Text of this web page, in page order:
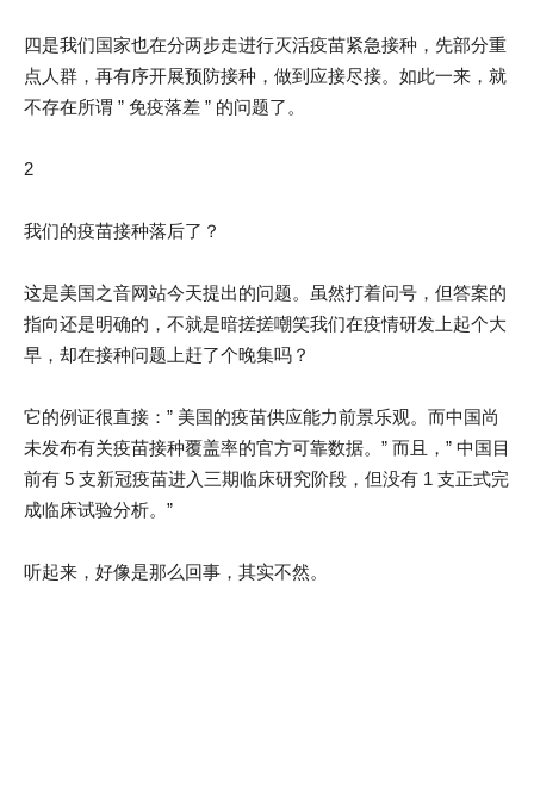
四是我们国家也在分两步走进行灭活疫苗紧急接种，先部分重
点人群，再有序开展预防接种，做到应接尽接。如此一来，就
不存在所谓 ” 免疫落差 ” 的问题了。
2
我们的疫苗接种落后了？
这是美国之音网站今天提出的问题。虽然打着问号，但答案的
指向还是明确的，不就是暗搓搓嘲笑我们在疫情研发上起个大
早，却在接种问题上赶了个晚集吗？
它的例证很直接：” 美国的疫苗供应能力前景乐观。而中国尚
未发布有关疫苗接种覆盖率的官方可靠数据。” 而且，” 中国目
前有 5 支新冠疫苗进入三期临床研究阶段，但没有 1 支正式完
成临床试验分析。”
听起来，好像是那么回事，其实不然。